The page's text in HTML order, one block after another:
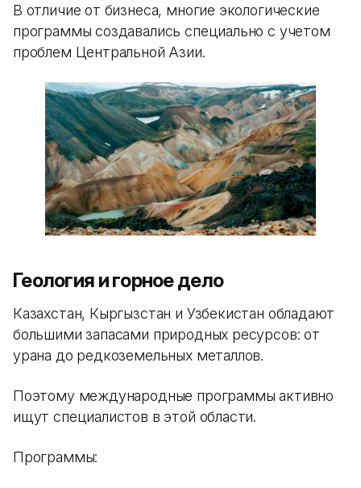
В отличие от бизнеса, многие экологические
программы создавались специально с учетом
проблем Центральной Азии.
Геология и горное дело
Казахстан, Кыргызстан и Узбекистан обладают
большими запасами природных ресурсов: от
урана до редкоземельных металлов.
Поэтому международные программы активно
ищут специалистов в этой области.
Программы: